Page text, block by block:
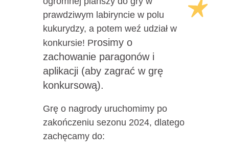
prawdziwym labiryncie w polu
kukurydzy, a potem weź udział w
konkursie! Prosimy o
zachowanie paragonów i
aplikacji (aby zagrać w grę
konkursową).
Grę o nagrody uruchomimy po
zakończeniu sezonu 2024, dlatego
zachęcamy do: